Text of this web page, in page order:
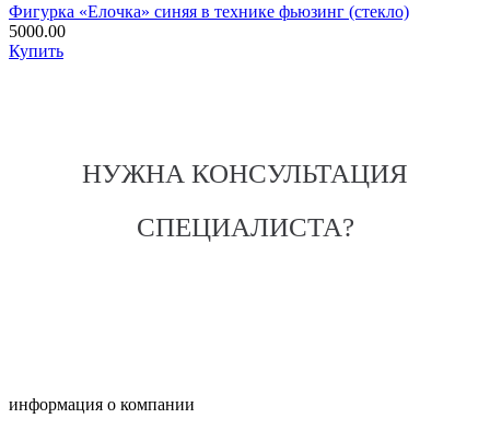
Фигурка «Елочка» синяя в технике фьюзинг (стекло)
5000.00
Купить
НУЖНА КОНСУЛЬТАЦИЯ
СПЕЦИАЛИСТА?
информация о компании